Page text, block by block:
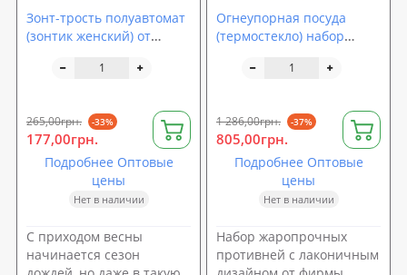
Зонт-трость полуавтомат
(зонтик женский) от
прозрачный 60см Весна
265,00грн. -33%
177,00грн.
Подробнее Оптовые
цены
Нет в наличии
С приходом весны
начинается сезон
Огнеупорная посуда
(термостекло) набор
стеклянных для
1 286,00грн. -37%
805,00грн.
Подробнее Оптовые
цены
Нет в наличии
Набор жаропрочных
противней с лаконичным